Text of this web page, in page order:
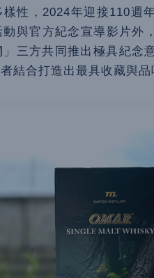
性，2024年迎接110週
與官方紀念宣導影片外
三方共同推出極具紀念
結合打造出最具收藏與品